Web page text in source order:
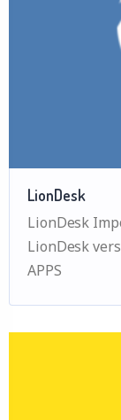
LionDesk
LionDesk
LionDesk
APPS